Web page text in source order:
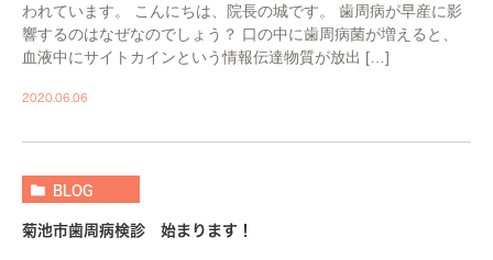
われています。 こんにちは、院長の城です。 歯周病が早産に影
響するのはなぜなのでしょう？ 口の中に歯周病菌が増えると、
血液中にサイトカインという情報伝達物質が放出 […]
2020.06.06
BLOG
菊池市歯周病検診 始まります！